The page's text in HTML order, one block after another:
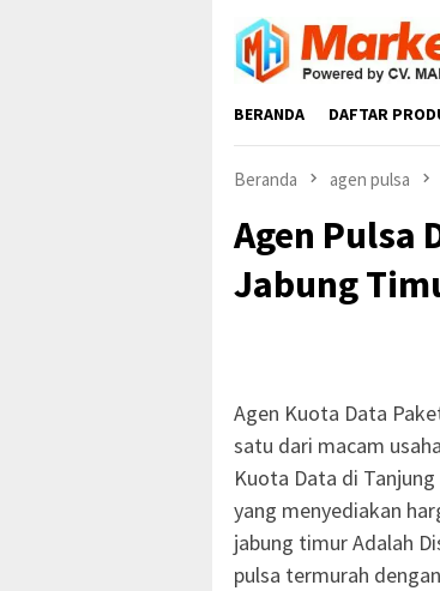
Loncat
konten
BERANDA DAFTAR
Beranda agen pulsa
Agen Pulsa
Jabung
Agen Kuota Data
satu dari macam
Kuota Data di
yang menyediakan
jabung timur Adalah
pulsa termurah